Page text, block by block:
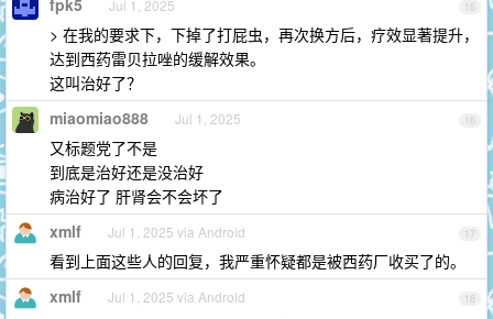
15
fpk5 Jul 1, 2025
> 在我的要求下，下掉了打屁虫，再次换方后，疗效显著提升，
达到西药雷贝拉唑的缓解效果。
这叫治好了？
16
miaomiao888 Jul 1, 2025
又标题党了不是
到底是治好还是没治好
病治好了 肝肾会不会坏了
17
xmlf Jul 1, 2025 via Android
看到上面这些人的回复，我严重怀疑都是被西药厂收买了的。
18
xmlf Jul 1, 2025 via Android